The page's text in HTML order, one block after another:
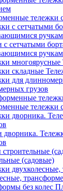
тележки
с сетчатыми
грузов
тележки
дворника.
(садовые)